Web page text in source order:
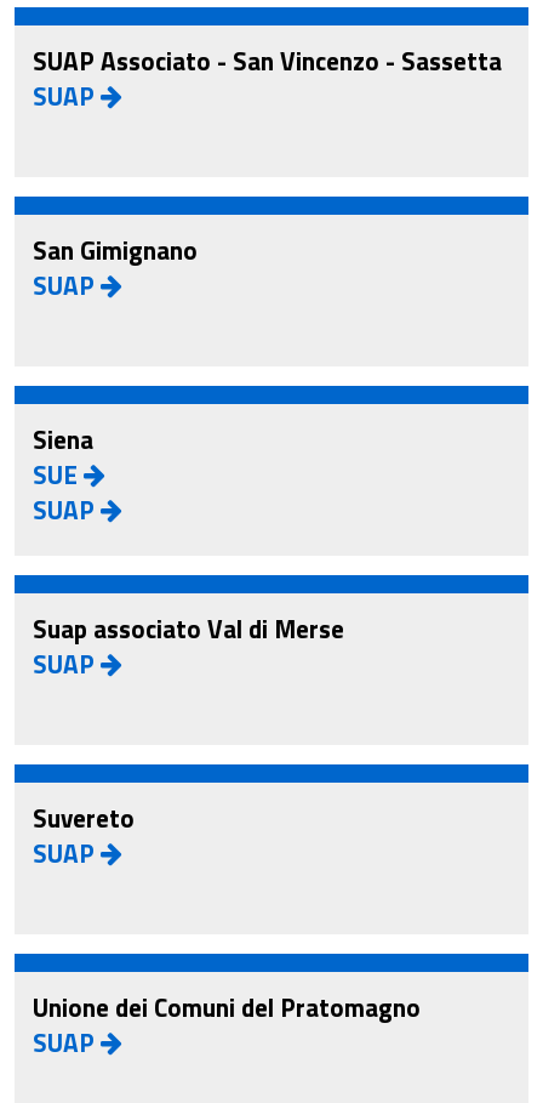
SUAP Associato - San Vincenzo - Sassetta
SUAP
San Gimignano
SUAP
Siena
SUE
SUAP
Suap associato Val di Merse
SUAP
Suvereto
SUAP
Unione dei Comuni del Pratomagno
SUAP